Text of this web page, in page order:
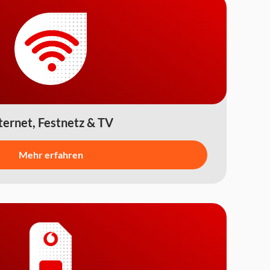
Festnetz & TV
Mehr erfahren